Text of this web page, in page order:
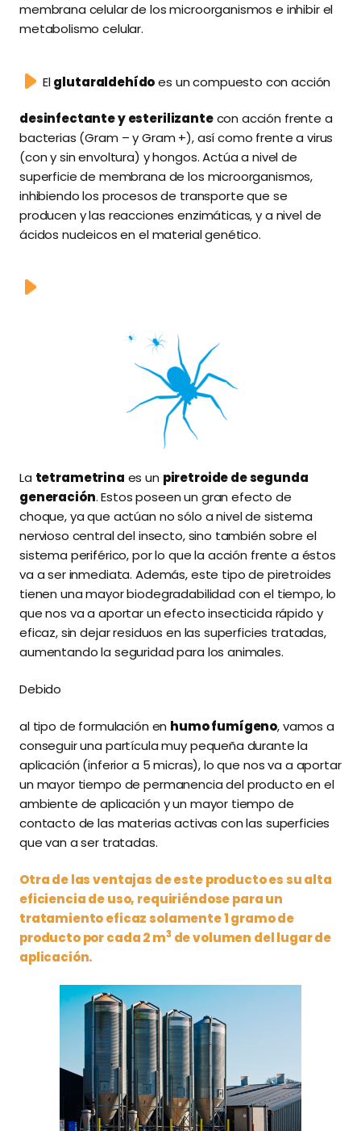
membrana celular de los microorganismos e inhibir el
metabolismo celular.
Elglutaraldehídoes un compuesto con acción
desinfectante y esterilizantecon acción frente a
bacterias (Gram – y Gram +), así como frente a virus
(con y sin envoltura) y hongos. Actúa a nivel de
superficie de membrana de los microorganismos,
inhibiendo los procesos de transporte que se
producen y las reacciones enzimáticas, y a nivel de
ácidos nucleicos en el material genético.
La tetrametrina es un piretroide de segunda
generación. Estos poseen un gran efecto de
choque, ya que actúan no sólo a nivel de sistema
nervioso central del insecto, sino también sobre el
sistema periférico, por lo que la acción frente a éstos
va a ser inmediata. Además, este tipo de piretroides
tienen una mayor biodegradabilidad con el tiempo, lo
que nos va a aportar un efecto insecticida rápido y
eficaz, sin dejar residuos en las superficies tratadas,
aumentando la seguridad para los animales.
Debido
al tipo de formulación en humo fumígeno, vamos a
conseguir una partícula muy pequeña durante la
aplicación (inferior a 5 micras), lo que nos va a aportar
un mayor tiempo de permanencia del producto en el
ambiente de aplicación y un mayor tiempo de
contacto de las materias activas con las superficies
que van a ser tratadas.
Otra de las ventajas de este producto es su alta
eficiencia de uso, requiriéndose para un
tratamiento eficaz solamente 1 gramo de
producto por cada 2 m3de volumen del lugar de
aplicación.